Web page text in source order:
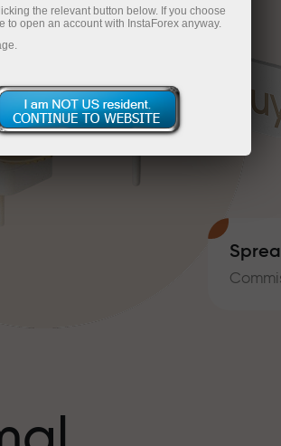
the relevant button below. If you choose
open an account with InstaForex anyway.